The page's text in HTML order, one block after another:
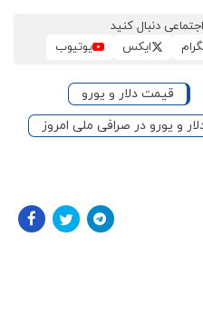
دنبال کنید
ایکس یوتیوب
قیمت دلار و یورو
و یورو در صرافی ملی امروز